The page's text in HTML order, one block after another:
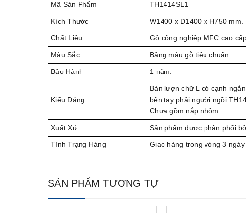
Mã Sản Phẩm TH1414SL1
Kích Thước W1400 x D1400 x H750 mm.
Chất Liệu Gỗ công nghiệp MFC cao
Màu Sắc Bảng màu gỗ tiêu chuẩn.
Bảo Hành 1 năm.
Kiểu Dáng
Bàn lượn chữ L có cạnh
bên tay phải người ngồi
Chưa gồm nắp nhôm.
Xuất Xứ Sản phẩm được phân phối
Tình Trạng Hàng Giao hàng trong vòng 3
SẢN PHẨM TƯƠNG TỰ